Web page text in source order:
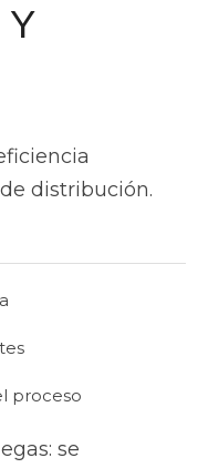
Y
distribución.
proceso
se